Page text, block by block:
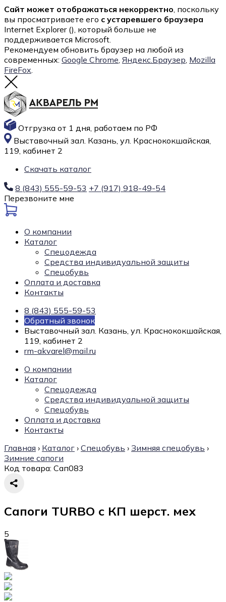
Сайт может отображаться некорректно, поскольку
вы просматриваете его с устаревшего браузера
Internet Explorer (), который больше не
поддерживается Microsoft.
Рекомендуем обновить браузер на любой из
современных: Google Chrome, Яндекс.Браузер, Mozilla
FireFox.
Отгрузка от 1 дня, работаем по РФ
Выставочный зал. Казань, ул. Краснококшайская,
119, кабинет 2
Скачать каталог
8 (843) 555-59-53 +7 (917) 918-49-54
Перезвоните мне
О компании
Каталог
Спецодежда
Средства индивидуальной защиты
Спецобувь
Оплата и доставка
Контакты
8 (843) 555-59-53
Обратный звонок
Выставочный зал. Казань, ул. Краснококшайская,
119, кабинет 2
rm-akvarel@mail.ru
О компании
Каталог
Спецодежда
Средства индивидуальной защиты
Спецобувь
Оплата и доставка
Контакты
Главная › Каталог › Спецобувь › Зимняя спецобувь ›
Зимние сапоги
Код товара: Сап083
Сапоги TURBO с КП шерст. мех
5